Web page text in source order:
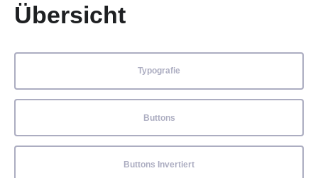
Übersicht
Typografie
Buttons
Buttons Invertiert